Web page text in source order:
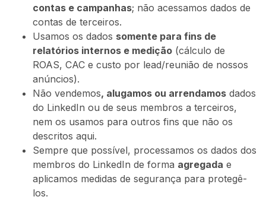
contas e campanhas; não acessamos dados de
contas de terceiros.
Usamos os dados somente para fins de
relatórios internos e medição (cálculo de
ROAS, CAC e custo por lead/reunião de nossos
anúncios).
Não vendemos, alugamos ou arrendamos dados
do LinkedIn ou de seus membros a terceiros,
nem os usamos para outros fins que não os
descritos aqui.
Sempre que possível, processamos os dados dos
membros do LinkedIn de forma agregada e
aplicamos medidas de segurança para protegê-
los.